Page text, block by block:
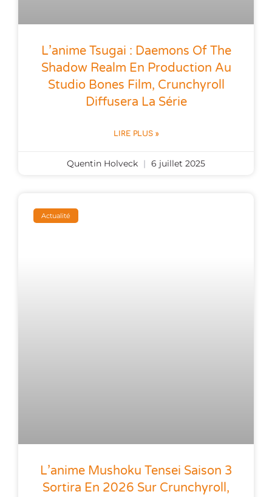
L’anime Tsugai : Daemons Of The
Shadow Realm En Production Au
Studio Bones Film, Crunchyroll
Diffusera La Série
LIRE PLUS »
Quentin Holveck 6 juillet 2025
Actualité
L’anime Mushoku Tensei Saison 3
Sortira En 2026 Sur Crunchyroll,